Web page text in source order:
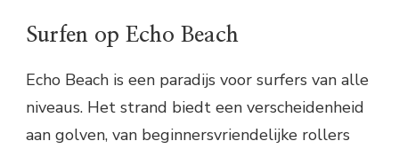
Surfen op Echo Beach
Echo Beach is een paradijs voor surfers van alle
niveaus. Het strand biedt een verscheidenheid
aan golven, van beginnersvriendelijke rollers